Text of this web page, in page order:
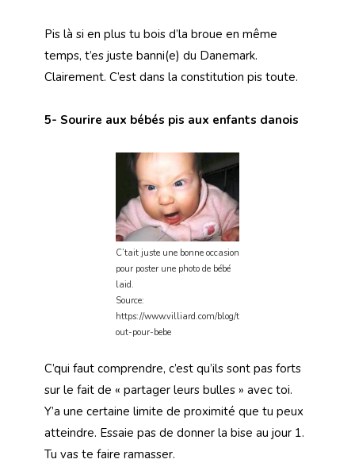
Pis là si en plus tu bois d’la broue en même
temps, t’es juste banni(e) du Danemark.
Clairement. C’est dans la constitution pis toute.
5- Sourire aux bébés pis aux enfants danois
C’tait juste une bonne occasion
pour poster une photo de bébé
laid.
Source:
https://www.villiard.com/blog/t
out-pour-bebe
C’qui faut comprendre, c’est qu’ils sont pas forts
sur le fait de « partager leurs bulles » avec toi.
Y’a une certaine limite de proximité que tu peux
atteindre. Essaie pas de donner la bise au jour 1.
Tu vas te faire ramasser.